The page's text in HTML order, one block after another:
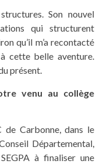
Son nouvel
qui structurent
qu’il m’a recontacté
cette belle aventure.
présent.
venu au collège
Carbonne, dans le
Départemental,
à finaliser une